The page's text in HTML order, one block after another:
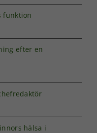
funktion
efter en
hälsa i